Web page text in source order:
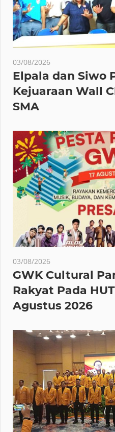
03/08/2026
Elpala dan Siwo
Kejuaraan Wall
SMA
03/08/2026
GWK Cultural
Rakyat Pada
Agustus 2026